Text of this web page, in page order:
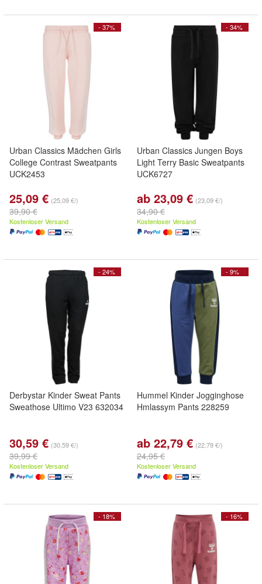
- 37%
Urban Classics Mädchen Girls
College Contrast Sweatpants
UCK2453
25,09 € (25,09 €/)
39,90 €
Kostenloser Versand
- 34%
Urban Classics Jungen Boys
Light Terry Basic Sweatpants
UCK6727
ab 23,09 € (23,09 €/)
34,90 €
Kostenloser Versand
- 24%
Derbystar Kinder Sweat Pants
Sweathose Ultimo V23 632034
30,59 € (30,59 €/)
39,99 €
Kostenloser Versand
- 9%
Hummel Kinder Jogginghose
Hmlassym Pants 228259
ab 22,79 € (22,79 €/)
24,95 €
Kostenloser Versand
- 18% - 16%